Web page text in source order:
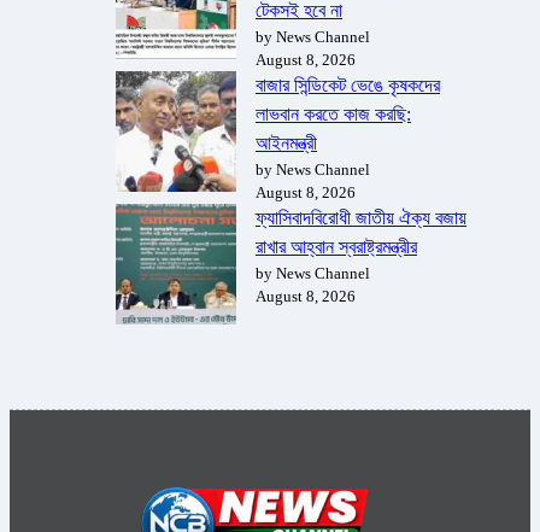
টেকসই হবে না
by News Channel
August 8, 2026
বাজার সিন্ডিকেট ভেঙে কৃষকদের
লাভবান করতে কাজ করছি:
আইনমন্ত্রী
by News Channel
August 8, 2026
ফ্যাসিবাদবিরোধী জাতীয় ঐক্য বজায়
রাখার আহ্বান স্বরাষ্ট্রমন্ত্রীর
by News Channel
August 8, 2026